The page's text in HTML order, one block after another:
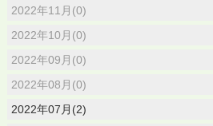
2022年11月(0)
2022年10月(0)
2022年09月(0)
2022年08月(0)
2022年07月(2)